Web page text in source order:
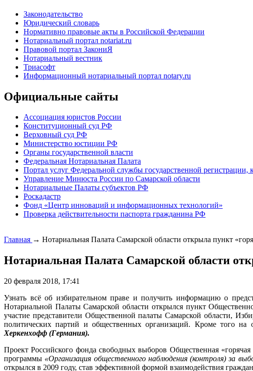
Законодательство
Юридический словарь
Нормативно правовые акты в Российской Федерации
Нотариальный портал notariat.ru
Правовой портал ЗакониЯ
Нотариальный вестник
Триасофт
Информационный нотариальный портал notary.ru
Официальные сайты
Ассоциация юристов России
Конституционный суд РФ
Верховный суд РФ
Министерство юстиции РФ
Органы государственной власти
Федеральная Нотариальная Палата
Портал услуг Федеральной службы государственной регистрации,
Управление Минюста России по Самарской области
Нотариальные Палаты субъектов РФ
Роскадастр
Фонд «Центр инноваций и информационных технологий»
Проверка действительности паспорта гражданина РФ
Главная → Нотариальная Палата Самарской области открыла пункт
Нотариальная Палата Самарской области
20 февраля 2018, 17:41
Узнать всё об избирательном праве и получить информацию о
Нотариальной Палаты Самарской области открылся пункт
участие представители Общественной палаты Самарской области,
политических партий и общественных организаций. Кроме того на
Херкенхофф (Германия).
Проект Российского фонда свободных выборов Общественная
программы «Организация общественного наблюдения (контроля) за
открылся в 2009 году, став эффективной формой взаимодействия